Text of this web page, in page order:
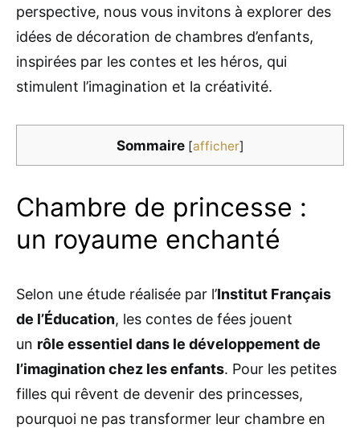
perspective, nous vous invitons à explorer des
idées de décoration de chambres d’enfants,
inspirées par les contes et les héros, qui
stimulent l’imagination et la créativité.
Sommaire [afficher]
Chambre de princesse :
un royaume enchanté
Selon une étude réalisée par l’Institut Français
de l’Éducation, les contes de fées jouent
un rôle essentiel dans le développement de
l’imagination chez les enfants. Pour les petites
filles qui rêvent de devenir des princesses,
pourquoi ne pas transformer leur chambre en